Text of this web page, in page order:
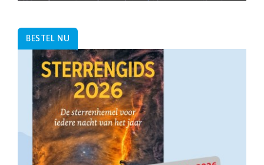
BESTEL NU